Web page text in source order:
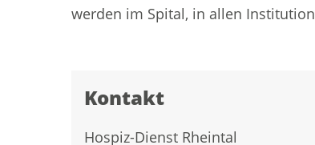
werden im Spital, in allen
Kontakt
Hospiz-Dienst Rheintal